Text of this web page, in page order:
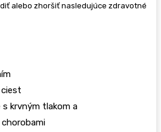
alebo zhoršiť nasledujúce zdravotné
s krvným tlakom a
chorobami